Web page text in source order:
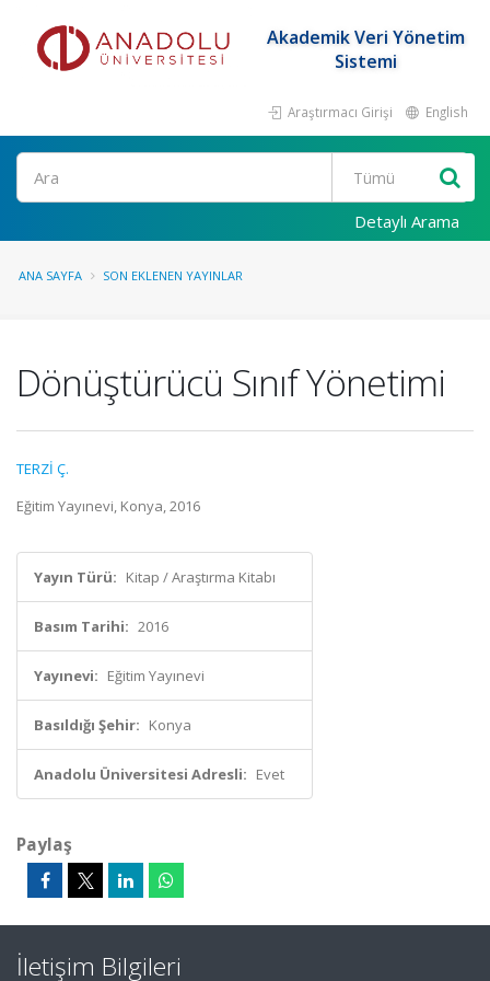
Akademik Veri Yönetim
Sistemi
Araştırmacı Girişi English
Ara
Detaylı Arama
ANA SAYFA SON EKLENEN YAYINLAR
Dönüştürücü Sınıf Yönetimi
TERZİ Ç.
Eğitim Yayınevi, Konya, 2016
Yayın Türü: Kitap / Araştırma Kitabı
Basım Tarihi: 2016
Yayınevi: Eğitim Yayınevi
Basıldığı Şehir: Konya
Anadolu Üniversitesi Adresli: Evet
Paylaş
İletişim Bilgileri